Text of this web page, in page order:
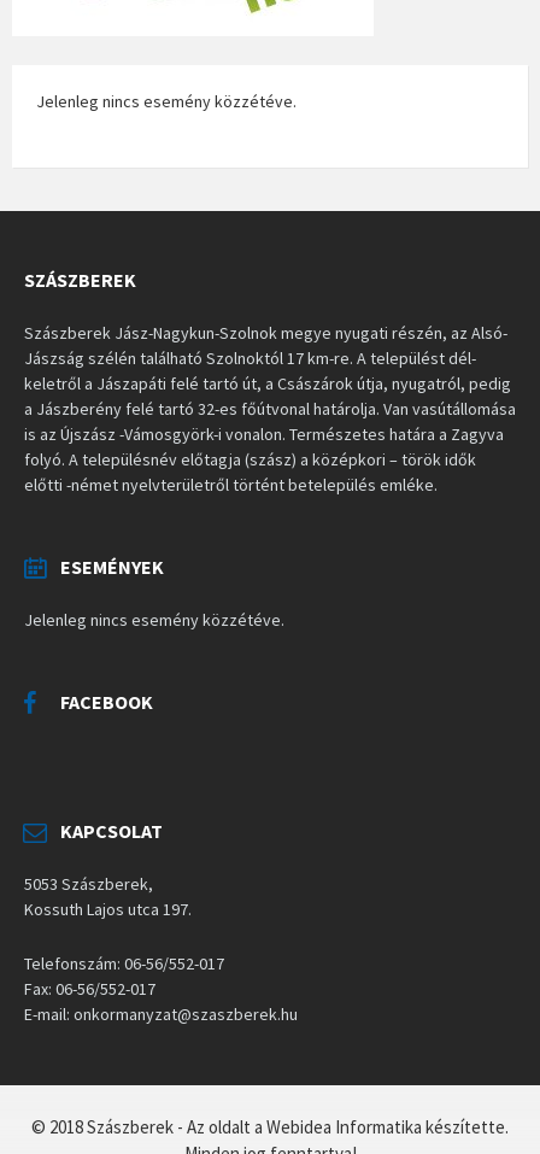
Jelenleg nincs esemény közzétéve.
SZÁSZBEREK
Szászberek Jász-Nagykun-Szolnok megye nyugati részén, az Alsó-
Jászság szélén található Szolnoktól 17 km-re. A települést dél-
keletről a Jászapáti felé tartó út, a Császárok útja, nyugatról, pedig
a Jászberény felé tartó 32-es főútvonal határolja. Van vasútállomása
is az Újszász -Vámosgyörk-i vonalon. Természetes határa a Zagyva
folyó. A településnév előtagja (szász) a középkori – török idők
előtti -német nyelvterületről történt betelepülés emléke.
ESEMÉNYEK
Jelenleg nincs esemény közzétéve.
FACEBOOK
KAPCSOLAT
5053 Szászberek,
Kossuth Lajos utca 197.
Telefonszám: 06-56/552-017
Fax: 06-56/552-017
E-mail: onkormanyzat@szaszberek.hu
© 2018 Szászberek - Az oldalt a Webidea Informatika készítette.